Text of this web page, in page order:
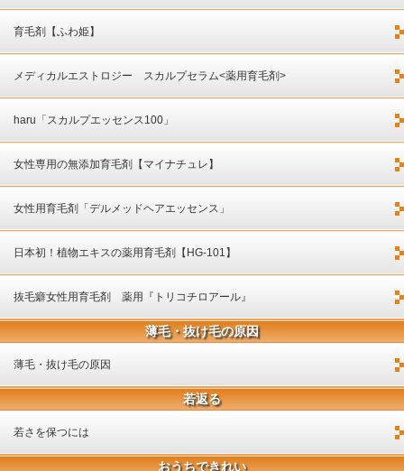
育毛剤【ふわ姫】
メディカルエストロジー スカルプセラム<薬用育毛剤>
haru「スカルプエッセンス100」
女性専用の無添加育毛剤【マイナチュレ】
女性用育毛剤「デルメッドヘアエッセンス」
日本初！植物エキスの薬用育毛剤【HG-101】
抜毛癖女性用育毛剤 薬用『トリコチロアール』
薄毛・抜け毛の原因
薄毛・抜け毛の原因
若返る
若さを保つには
おうちできれい